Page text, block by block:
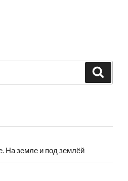
На земле и под землёй